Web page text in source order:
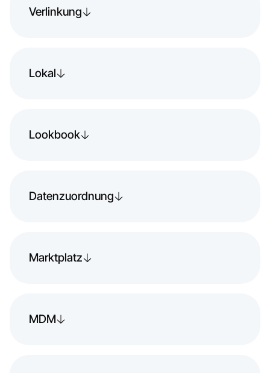
Verlinkung
Lokal
Lookbook
Datenzuordnung
Marktplatz
MDM